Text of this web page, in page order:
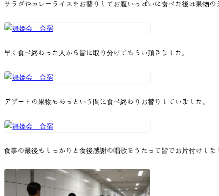
サラダやカレーライスをお替りしてお腹いっぱいに食べた後は果物の
早く食べ終わった人から皆に取り分けてもらい頂きました。
デザートの果物もあっという間に食べ終わりお替りしていました。
食事の最後もしっかりと食後感謝の唱歌をうたって皆でお片付けしま